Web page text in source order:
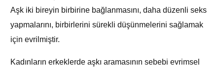
Aşk iki bireyin birbirine bağlanmasını, daha düzenli seks
yapmalarını, birbirlerini sürekli düşünmelerini sağlamak
için evrilmiştir.
Kadınların erkeklerde aşkı aramasının sebebi evrimsel